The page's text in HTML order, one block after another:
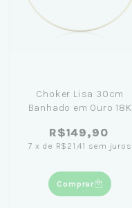
Choker Lisa 30cm
Banhado em Ouro 18K
R$149,90
7 x de R$21,41 sem juros
Comprar